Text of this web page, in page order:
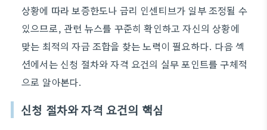
상황에 따라 보증한도나 금리 인센티브가 일부 조정될 수
있으므로, 관련 뉴스를 꾸준히 확인하고 자신의 상황에
맞는 최적의 자금 조합을 찾는 노력이 필요하다. 다음 섹
션에서는 신청 절차와 자격 요건의 실무 포인트를 구체적
으로 알아본다.
신청 절차와 자격 요건의 핵심